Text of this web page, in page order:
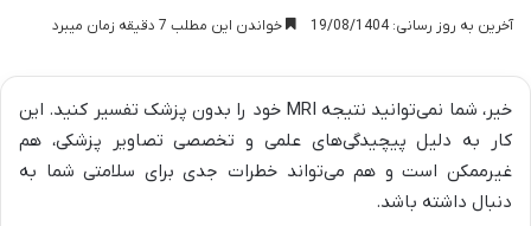
آخرین به روز رسانی: 19/08/1404 خواندن این مطلب 7 دقیقه زمان میبرد
خیر، شما نمی‌توانید نتیجه MRI خود را بدون پزشک تفسیر کنید. این
کار به دلیل پیچیدگی‌های علمی و تخصصی تصاویر پزشکی، هم
غیرممکن است و هم می‌تواند خطرات جدی برای سلامتی شما به
دنبال داشته باشد.